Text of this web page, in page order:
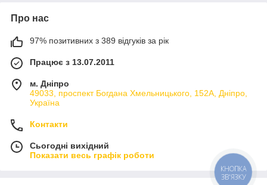
Про нас
97% позитивних з 389 відгуків за рік
Працює з 13.07.2011
м. Дніпро
49033, проспект Богдана Хмельницького, 152А, Дніпро,
Україна
Контакти
Сьогодні вихідний
Показати весь графік роботи
КНОПКА
ЗВ'ЯЗКУ